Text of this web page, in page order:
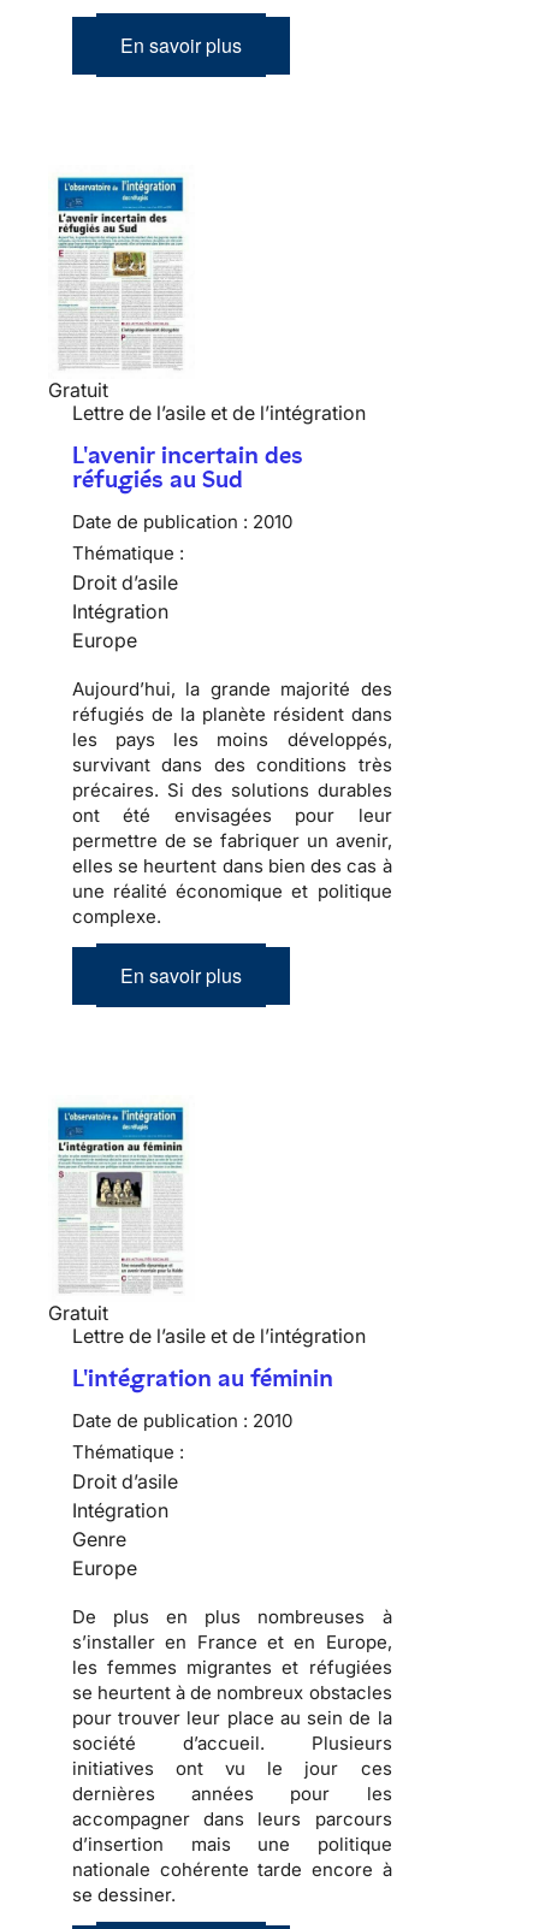
En savoir plus
Gratuit
Lettre de l’asile et de l’intégration
L'avenir incertain des
réfugiés au Sud
Date de publication : 2010
Thématique :
Droit d’asile
Intégration
Europe
Aujourd’hui, la grande majorité des
réfugiés de la planète résident dans
les pays les moins développés,
survivant dans des conditions très
précaires. Si des solutions durables
ont été envisagées pour leur
permettre de se fabriquer un avenir,
elles se heurtent dans bien des cas à
une réalité économique et politique
complexe.
En savoir plus
Gratuit
Lettre de l’asile et de l’intégration
L'intégration au féminin
Date de publication : 2010
Thématique :
Droit d’asile
Intégration
Genre
Europe
De plus en plus nombreuses à
s’installer en France et en Europe,
lesfemmes migrantes et réfugiées
se heurtent à de nombreux obstacles
pour trouver leur place au sein de la
société d’accueil. Plusieurs
initiatives ont vu le jour ces
dernières années pour les
accompagner dans leurs parcours
d’insertion mais une politique
nationale cohérente tarde encore à
se dessiner.